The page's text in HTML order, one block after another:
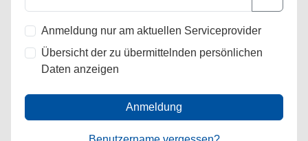
Anmeldung nur am aktuellen Serviceprovider
Übersicht der zu übermittelnden persönlichen
Daten anzeigen
Anmeldung